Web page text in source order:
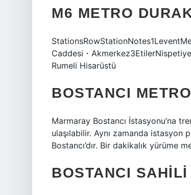
M6 METRO
Caddesi・
Rumeli Hisarüstü
BOSTANCI
Marmaray Bostancı İstasyonu’na
ulaşılabilir. Aynı zamanda istasyon
Bostancı’dır. Bir dakikalık yürüme
BOSTANCI